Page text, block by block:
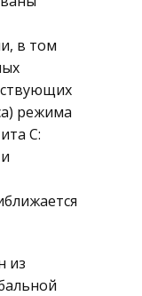
в том
режима
C:
из